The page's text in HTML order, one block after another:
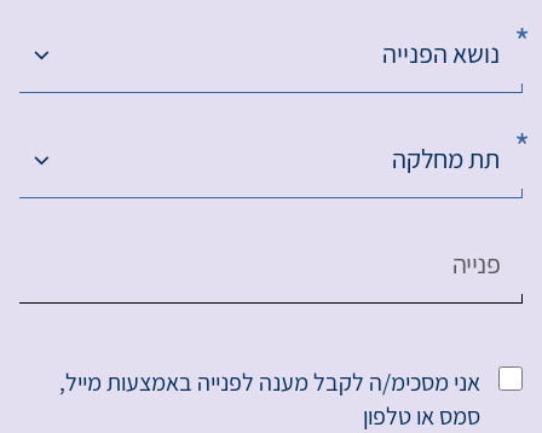
נושא הפנייה
תת מחלקה
פנייה
אני מסכימ/ה לקבל מענה לפנייה באמצעות מייל,
סמס או טלפון